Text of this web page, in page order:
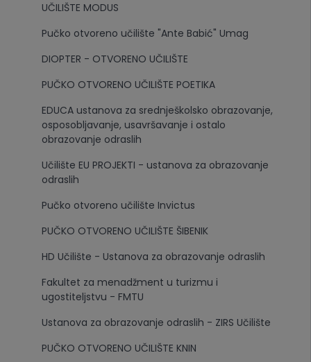
UČILIŠTE MODUS
Pučko otvoreno učilište "Ante Babić" Umag
DIOPTER - OTVORENO UČILIŠTE
PUČKO OTVORENO UČILIŠTE POETIKA
EDUCA ustanova za srednješkolsko obrazovanje,
osposobljavanje, usavršavanje i ostalo
obrazovanje odraslih
Učilište EU PROJEKTI - ustanova za obrazovanje
odraslih
Pučko otvoreno učilište Invictus
PUČKO OTVORENO UČILIŠTE ŠIBENIK
HD Učilište - Ustanova za obrazovanje odraslih
Fakultet za menadžment u turizmu i
ugostiteljstvu - FMTU
Ustanova za obrazovanje odraslih - ZIRS Učilište
PUČKO OTVORENO UČILIŠTE KNIN